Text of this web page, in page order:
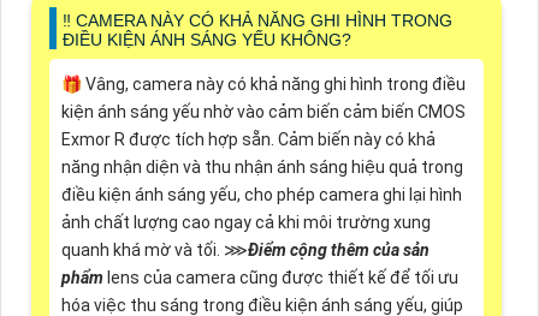
‼️ CAMERA NÀY CÓ KHẢ NĂNG GHI HÌNH TRONG
ĐIỀU KIỆN ÁNH SÁNG YẾU KHÔNG?
🎁 Vâng, camera này có khả năng ghi hình trong điều
kiện ánh sáng yếu nhờ vào cảm biến cảm biến CMOS
Exmor R được tích hợp sẵn. Cảm biến này có khả
năng nhận diện và thu nhận ánh sáng hiệu quả trong
điều kiện ánh sáng yếu, cho phép camera ghi lại hình
ảnh chất lượng cao ngay cả khi môi trường xung
quanh khá mờ và tối. ⋙Điểm cộng thêm của sản
phẩm lens của camera cũng được thiết kế để tối ưu
hóa việc thu sáng trong điều kiện ánh sáng yếu, giúp